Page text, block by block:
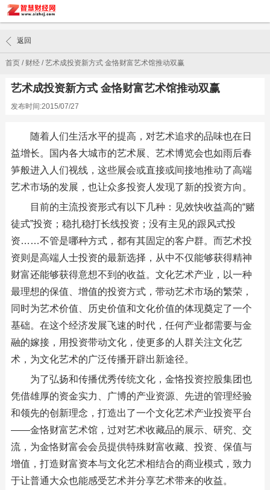
首页/ 财经/艺术成投资新方式 金恪财富艺术馆推动双赢
返回
艺术成投资新方式 金恪财富艺术馆推动双赢
发布时间:2015/07/27
随着人们生活水平的提高，对艺术追求的品味也在日
益增长。国内各大城市的艺术展、艺术博览会也如雨后春
笋般进入人们视线，这些展会或直接或间接地推动了高端
艺术市场的发展，也让众多投资人发现了新的投资方向。
目前的主流投资形式有以下几种：见效快收益高的“赌
徒式”投资；稳扎稳打长线投资；没有主见的跟风式投
资……不管是哪种方式，都有其固定的客户群。而艺术投
资则是高端人士投资的最新选择，从中不仅能够获得精神
财富还能够获得意想不到的收益。文化艺术产业，以一种
最理想的保值、增值的投资方式，带动艺术市场的繁荣，
同时为艺术价值、历史价值和文化价值的体现奠定了一个
基础。在这个经济发展飞速的时代，任何产业都需要与金
融的嫁接，用投资带动文化，使更多的人群关注文化艺
术，为文化艺术的广泛传播开辟出新途径。
为了弘扬和传播优秀传统文化，金恪投资控股集团也
凭借雄厚的资金实力、广博的产业资源、先进的管理经验
和领先的创新理念，打造出了一个文化艺术产业投资平台
——金恪财富艺术馆，过对艺术收藏品的展示、研究、交
流，为金恪财富会会员提供特殊财富收藏、投资、保值与
增值，打造财富资本与文化艺术相结合的商业模式，致力
于让普通大众也能感受艺术并分享艺术带来的收益。